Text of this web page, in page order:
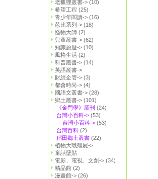
老狐狸叢書-> (10)
希望工程 (25)
青少年閱讀-> (16)
芭比系列-> (18)
怪物大師 (2)
兒童叢書-> (62)
知識旅遊-> (10)
風格生活 (2)
科普叢書-> (14)
英語叢書->
財經企管-> (3)
都會時尚-> (4)
國語文叢書-> (28)
鄉土叢書-> (101)
《金門學》叢刊 (24)
台灣小百科-> (53)
台灣小百科-> (53)
台灣百科 (2)
稻田鄉土叢書 (22)
植物大戰殭屍->
童話壁貼
電影、電視、文創-> (34)
精品館 (2)
漫畫館-> (26)